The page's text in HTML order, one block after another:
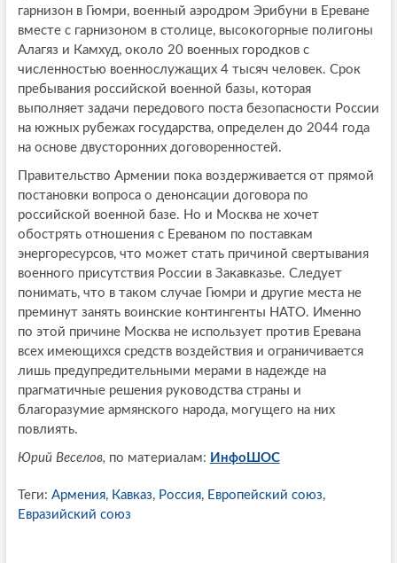
гарнизон в Гюмри, военный аэродром Эрибуни в Ереване
вместе с гарнизоном в столице, высокогорные полигоны
Алагяз и Камхуд, около 20 военных городков с
численностью военнослужащих 4 тысяч человек. Срок
пребывания российской военной базы, которая
выполняет задачи передового поста безопасности России
на южных рубежах государства, определен до 2044 года
на основе двусторонних договоренностей.
Правительство Армении пока воздерживается от прямой
постановки вопроса о денонсации договора по
российской военной базе. Но и Москва не хочет
обострять отношения с Ереваном по поставкам
энергоресурсов, что может стать причиной свертывания
военного присутствия России в Закавказье. Следует
понимать, что в таком случае Гюмри и другие места не
преминут занять воинские контингенты НАТО. Именно
по этой причине Москва не использует против Еревана
всех имеющихся средств воздействия и ограничивается
лишь предупредительными мерами в надежде на
прагматичные решения руководства страны и
благоразумие армянского народа, могущего на них
повлиять.
Юрий Веселов, по материалам: ИнфоШОС
Теги: Армения, Кавказ, Россия, Европейский союз,
Евразийский союз